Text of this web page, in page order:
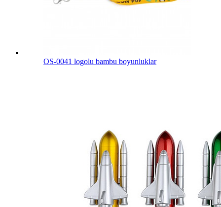
OS-0041 logolu bambu boyunluklar